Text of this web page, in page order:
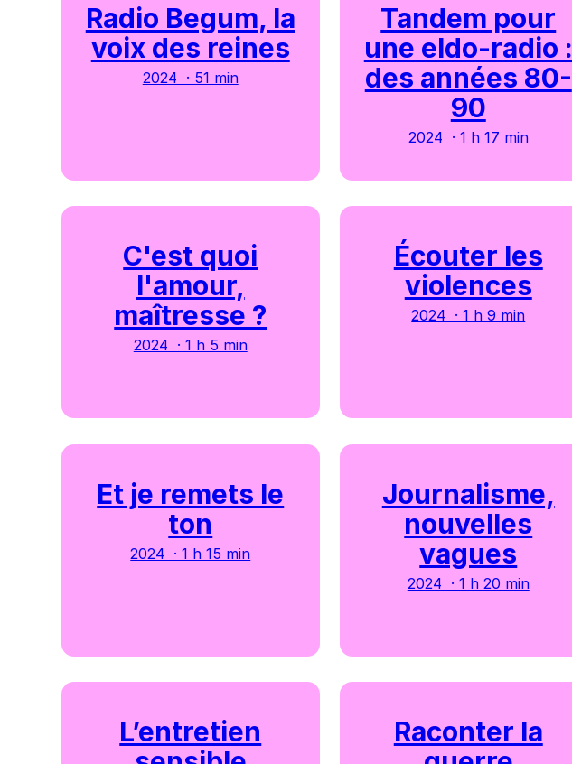
Radio Begum, la
voix des reines
2024 · 51 min
Tandem pour
une eldo-radio :
des années 80-
90
2024 · 1 h 17 min
C'est quoi
l'amour,
maîtresse ?
2024 · 1 h 5 min
Écouter les
violences
2024 · 1 h 9 min
Et je remets le
ton
2024 · 1 h 15 min
Journalisme,
nouvelles
vagues
2024 · 1 h 20 min
L’entretien
Raconter la